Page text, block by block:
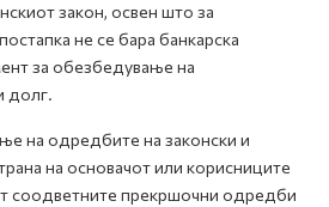
закон, освен што за
не се бара банкарска
за обезбедување на
долг.
на одредбите на законски и
на основачот или корисниците
соодветните прекршочни одредби